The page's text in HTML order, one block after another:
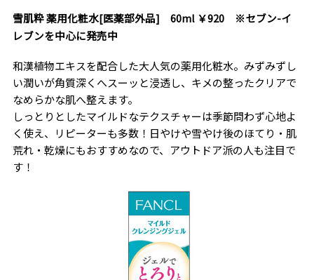
雪肌粋 薬用化粧水[医薬部外品] 60ml ￥920 ※セブン-イ
レブンを中心に発売中
和漢植物エキスを配合した大人気の薬用化粧水。みずみずし
い潤いが角質深くへスーッと浸透し、キメの整ったクリアで
なめらかな肌へ整えます。
しっとりとしたマイルドなテクスチャーは季節問わず心地よ
く使え、リピーターも多数！日やけや雪やけ後のほてり・肌
荒れ・乾燥にもおすすめなので、アウトドア派の人も注目で
す！